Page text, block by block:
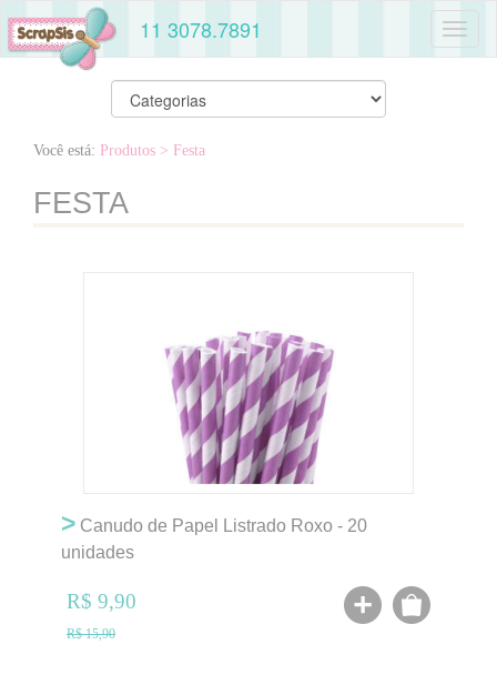
11 3078.7891
Você está: Produtos > Festa
FESTA
> Canudo de Papel Listrado Roxo - 20
unidades
R$ 9,90
R$ 15,90